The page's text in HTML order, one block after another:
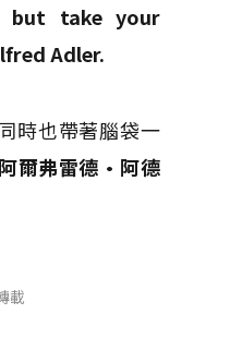
but take your
Adler.
時也帶著腦袋一
阿爾弗雷德·阿德
載